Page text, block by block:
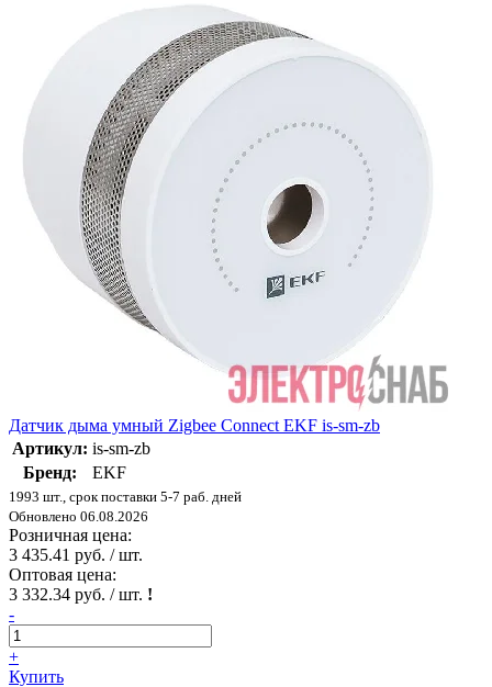
Датчик дыма умный Zigbee Connect EKF is-sm-zb
Артикул: is-sm-zb
Бренд:
EKF
1993 шт., срок поставки 5-7 раб. дней
Обновлено 06.08.2026
Розничная цена:
3 435.41 руб. / шт.
Оптовая цена:
3 332.34 руб. / шт. !
-
+
Купить